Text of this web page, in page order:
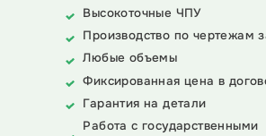
Высокоточные ЧПУ
Производство по чертежам
Любые объемы
Фиксированная цена в
Гарантия на детали
Работа с государственными